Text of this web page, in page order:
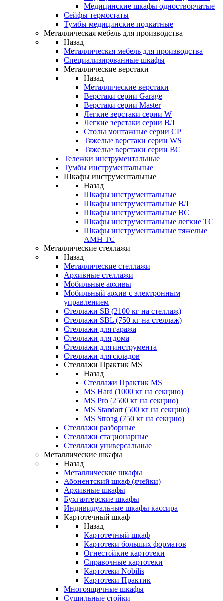
Медицинские шкафы одностворчатые
Сейфы термостаты
Тумбы медицинские подкатные
Металлическая мебель для производства
Назад
Металлическая мебель для производства
Cпециализированные шкафы
Металлические верстаки
Назад
Металлические верстаки
Верстаки серии Garage
Верстаки серии Master
Легкие верстаки серии W
Легкие верстаки серии ВЛ
Столы монтажные серии СР
Тяжелые верстаки серии WS
Тяжелые верстаки серии ВС
Тележки инструментальные
Тумбы инструментальные
Шкафы инструментальные
Назад
Шкафы инструментальные
Шкафы инструментальные ВЛ
Шкафы инструментальные ВС
Шкафы инструментальные легкие ТС
Шкафы инструментальные тяжелые
AMH TC
Металлические стеллажи
Назад
Металлические стеллажи
Архивные стеллажи
Мобильные архивы
Мобильный архив с электронным
управлением
Стеллажи SB (2100 кг на стеллаж)
Стеллажи SBL (750 кг на стеллаж)
Стеллажи для гаража
Стеллажи для дома
Стеллажи для инструмента
Стеллажи для складов
Стеллажи Практик MS
Назад
Стеллажи Практик MS
MS Hard (1000 кг на секцию)
MS Pro (2500 кг на секцию)
MS Standart (500 кг на секцию)
MS Strong (750 кг на секцию)
Стеллажи разборные
Стеллажи стационарные
Стеллажи универсальные
Металлические шкафы
Назад
Металлические шкафы
Абонентский шкаф (ячейки)
Архивные шкафы
Бухгалтерские шкафы
Индивидуальные шкафы кассира
Картотечный шкаф
Назад
Картотечный шкаф
Картотеки больших форматов
Огнестойкие картотеки
Справочные картотеки
Картотеки Nobilis
Картотеки Практик
Многоящичные шкафы
Сушильные стойки